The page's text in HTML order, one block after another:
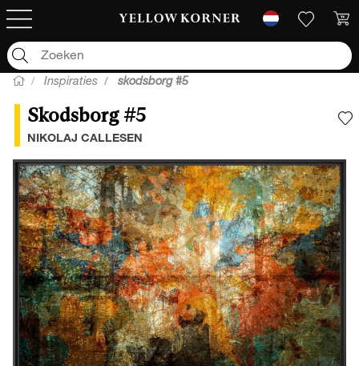
Inspiraties skodsborg #5
Skodsborg #5
NIKOLAJ CALLESEN